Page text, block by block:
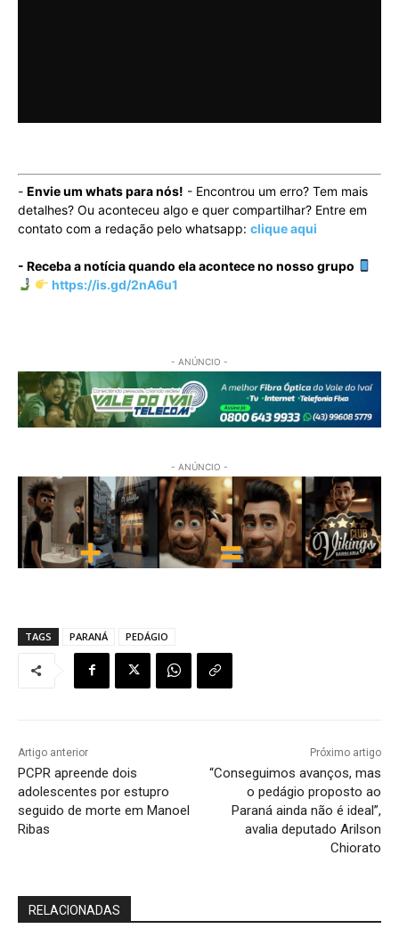
- Envie um whats para nós! - Encontrou um erro? Tem mais
detalhes? Ou aconteceu algo e quer compartilhar? Entre em
contato com a redação pelo whatsapp: clique aqui
- Receba a notícia quando ela acontece no nosso grupo
https://is.gd/2nA6u1
- ANÚNCIO -
- ANÚNCIO -
TAGS PARANÁ PEDÁGIO
Artigo anterior
PCPR apreende dois
adolescentes por estupro
seguido de morte em Manoel
Ribas
Próximo artigo
“Conseguimos avanços, mas
o pedágio proposto ao
Paraná ainda não é ideal”,
avalia deputado Arilson
Chiorato
RELACIONADAS